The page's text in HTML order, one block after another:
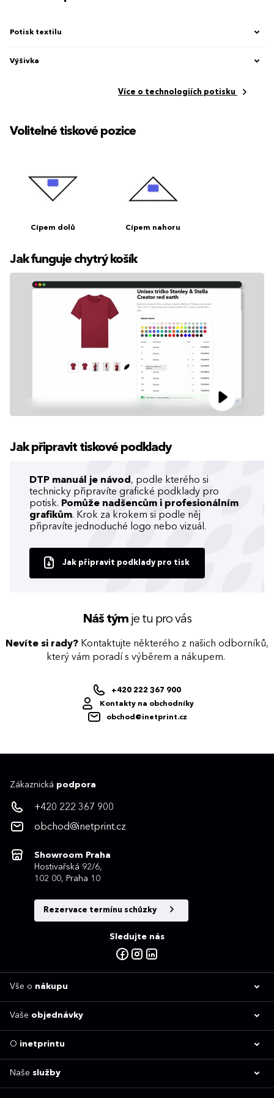
Potisk textilu
Výšivka
Více o technologiích potisku
Volitelné tiskové pozice
Cípem dolů Cípem nahoru
Jak funguje chytrý košík
Jak připravit tiskové podklady
DTP manuál je návod , podle kterého si
technicky připravíte grafické podklady pro
potisk. Pomůže nadšencům i profesionálním
grafikům. Krok za krokem si podle něj
připravíte jednoduché logo nebo vizuál.
Jak připravit podklady pro tisk
Náš týmje tu pro vás
Nevíte si rady? Kontaktujte některého z našich odborníků,
který vám poradí s výběrem a nákupem.
+420 222 367 900
Kontakty na obchodníky
obchod@inetprint.cz
Zákaznická podpora
+420 222 367 900
obchod@inetprint.cz
Showroom Praha
Hostivařská 92/6,
102 00, Praha 10
Rezervace termínu schůzky
Sledujte nás
Vše o nákupu
Vaše objednávky
O inetprintu
Naše služby